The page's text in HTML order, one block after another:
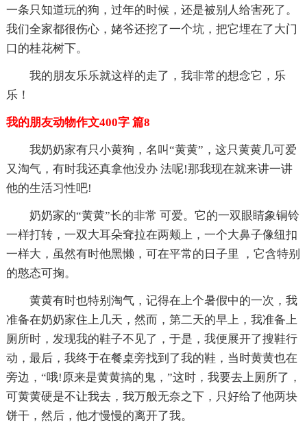
一条只知道玩的狗，过年的时候，还是被别人给害死了。
我们全家都很伤心，姥爷还挖了一个坑，把它埋在了大门
口的桂花树下。
我的朋友乐乐就这样的走了，我非常的想念它，乐
乐！
我的朋友动物作文400字 篇8
我奶奶家有只小黄狗，名叫“黄黄”，这只黄黄几可爱
又淘气，有时我还真拿他没办 法呢!那我现在就来讲一讲
他的生活习性吧!
奶奶家的“黄黄”长的非常 可爱。它的一双眼睛象铜铃
一样打转，一双大耳朵耷拉在两颊上，一个大鼻子像纽扣
一样大，虽然有时他黑懒，可在平常的日子里 ，它含特别
的憨态可掬。
黄黄有时也特别淘气，记得在上个暑假中的一次，我
准备在奶奶家住上几天，然而，第二天的早上，我准备上
厕所时，发现我的鞋子不见了，于是，我便展开了搜鞋行
动，最后，我终于在餐桌旁找到了我的鞋，当时黄黄也在
旁边，“哦!原来是黄黄搞的鬼，”这时，我要去上厕所了，
可黄黄硬是不让我去，我万般无奈之下，只好给了他两块
饼干，然后，他才慢慢的离开了我。